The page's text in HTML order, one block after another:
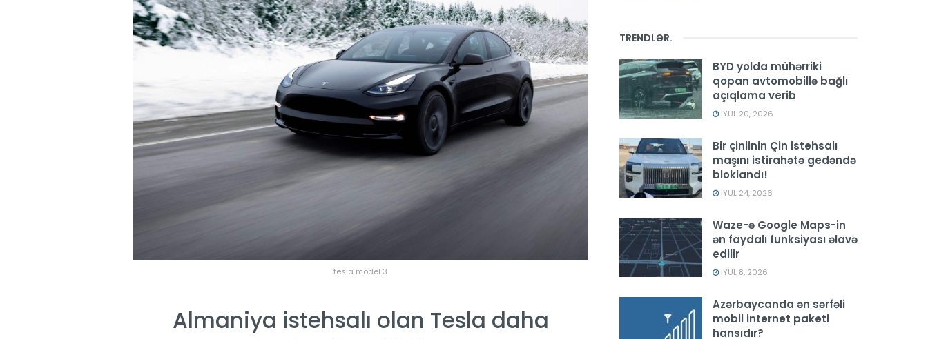
tesla model 3
Almaniya istehsalı olan Tesla daha
TRENDLƏR.
BYD yolda mühərriki
qopan avtomobillə bağlı
açıqlama verib
İYUL 20, 2026
Bir çinlinin Çin istehsalı
maşını istirahətə gedəndə
bloklandı!
İYUL 24, 2026
Waze-ə Google Maps-in
ən faydalı funksiyası əlavə
edilir
İYUL 8, 2026
Azərbaycanda ən sərfəli
mobil internet paketi
hansıdır?